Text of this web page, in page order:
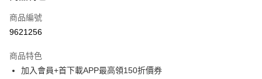
信用卡一次付款
超商取貨付款
Apple Pay
商品編號
9621256
商品特色
加入會員+首下載APP最高領150折價券